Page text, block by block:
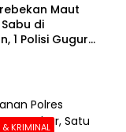
Maut
di
1 Polisi Gugur
KRIMINAL